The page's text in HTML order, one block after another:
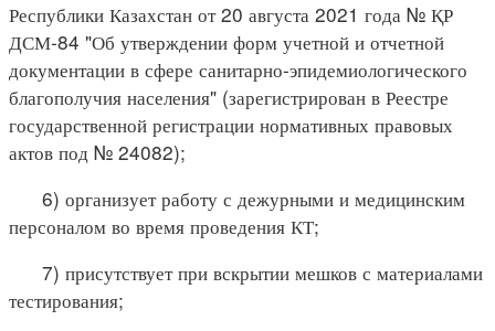
Республики Казахстан от 20 августа 2021 года № ҚР
ДСМ-84 "Об утверждении форм учетной и отчетной
документации в сфере санитарно-эпидемиологического
благополучия населения" (зарегистрирован в Реестре
государственной регистрации нормативных правовых
актов под № 24082);
6) организует работу с дежурными и медицинским
персоналом во время проведения КТ;
7) присутствует при вскрытии мешков с материалами
тестирования;